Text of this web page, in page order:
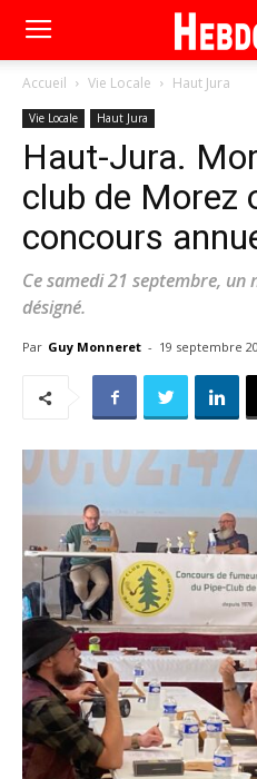
Accueil Vie Locale Haut Jura
Vie Locale Haut Jura
Haut-Jura.
club de Morez
concours
Ce samedi 21 septembre,
désigné.
Par Guy Monneret - 19 septembre